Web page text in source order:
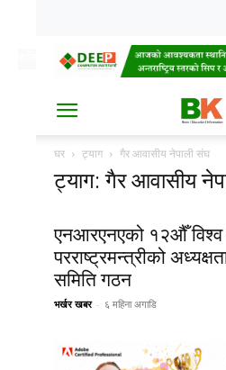
शनि, साउन २३, २०८३
घर ट्याग गैर आवासीय नेपाली संघ
ट्याग: गैर आवासीय
एनआरएनएको १२औँ विश्व
परराष्ट्रमन्त्रीको
समिति गठन
भर्खर खबर - ६ महिना अगाडि